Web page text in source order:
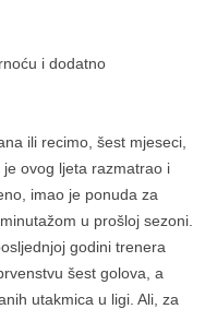
i dodatno
ili recimo, šest mjeseci,
ovog ljeta razmatrao i
imao je ponuda za
u prošloj sezoni.
godini trenera
šest golova, a
utakmica u ligi. Ali, za